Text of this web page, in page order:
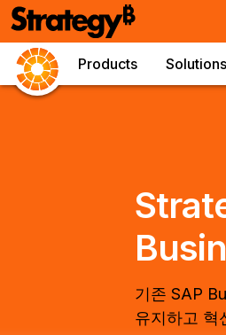
Products Solutions
기존 SAP
유지하고 혁